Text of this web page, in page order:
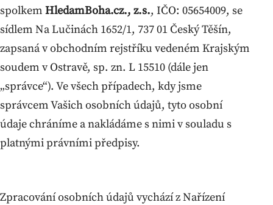
spolkem HledamBoha.cz., z.s., IČO: 05654009, se
sídlem Na Lučinách 1652/1, 737 01 Český Těšín,
zapsaná v obchodním rejstříku vedeném Krajským
soudem v Ostravě, sp. zn. L 15510 (dále jen
„správce“). Ve všech případech, kdy jsme
správcem Vašich osobních údajů, tyto osobní
údaje chráníme a nakládáme s nimi v souladu s
platnými právními předpisy.
Zpracování osobních údajů vychází z Nařízení